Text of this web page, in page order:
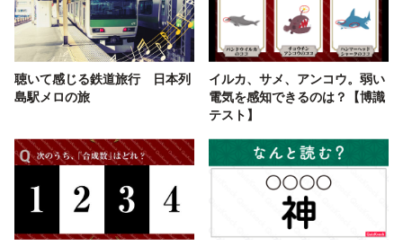
聴いて感じる鉄道旅行 日本列
島駅メロの旅
イルカ、サメ、アンコウ。弱い
電気を感知できるのは？【博識
テスト】